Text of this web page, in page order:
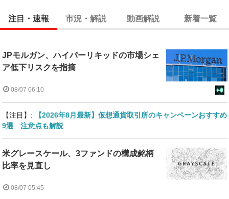
注目・速報 市況・解説 動画解説 新着一覧
JPモルガン、ハイパーリキッドの市場シェ
ア低下リスクを指摘
08/07 06:10
【注目】:
【2026年8月最新】仮想通貨取引所のキャンペーンおすすめ
9選 注意点も解説
米グレースケール、3ファンドの構成銘柄
比率を見直し
08/07 05:45